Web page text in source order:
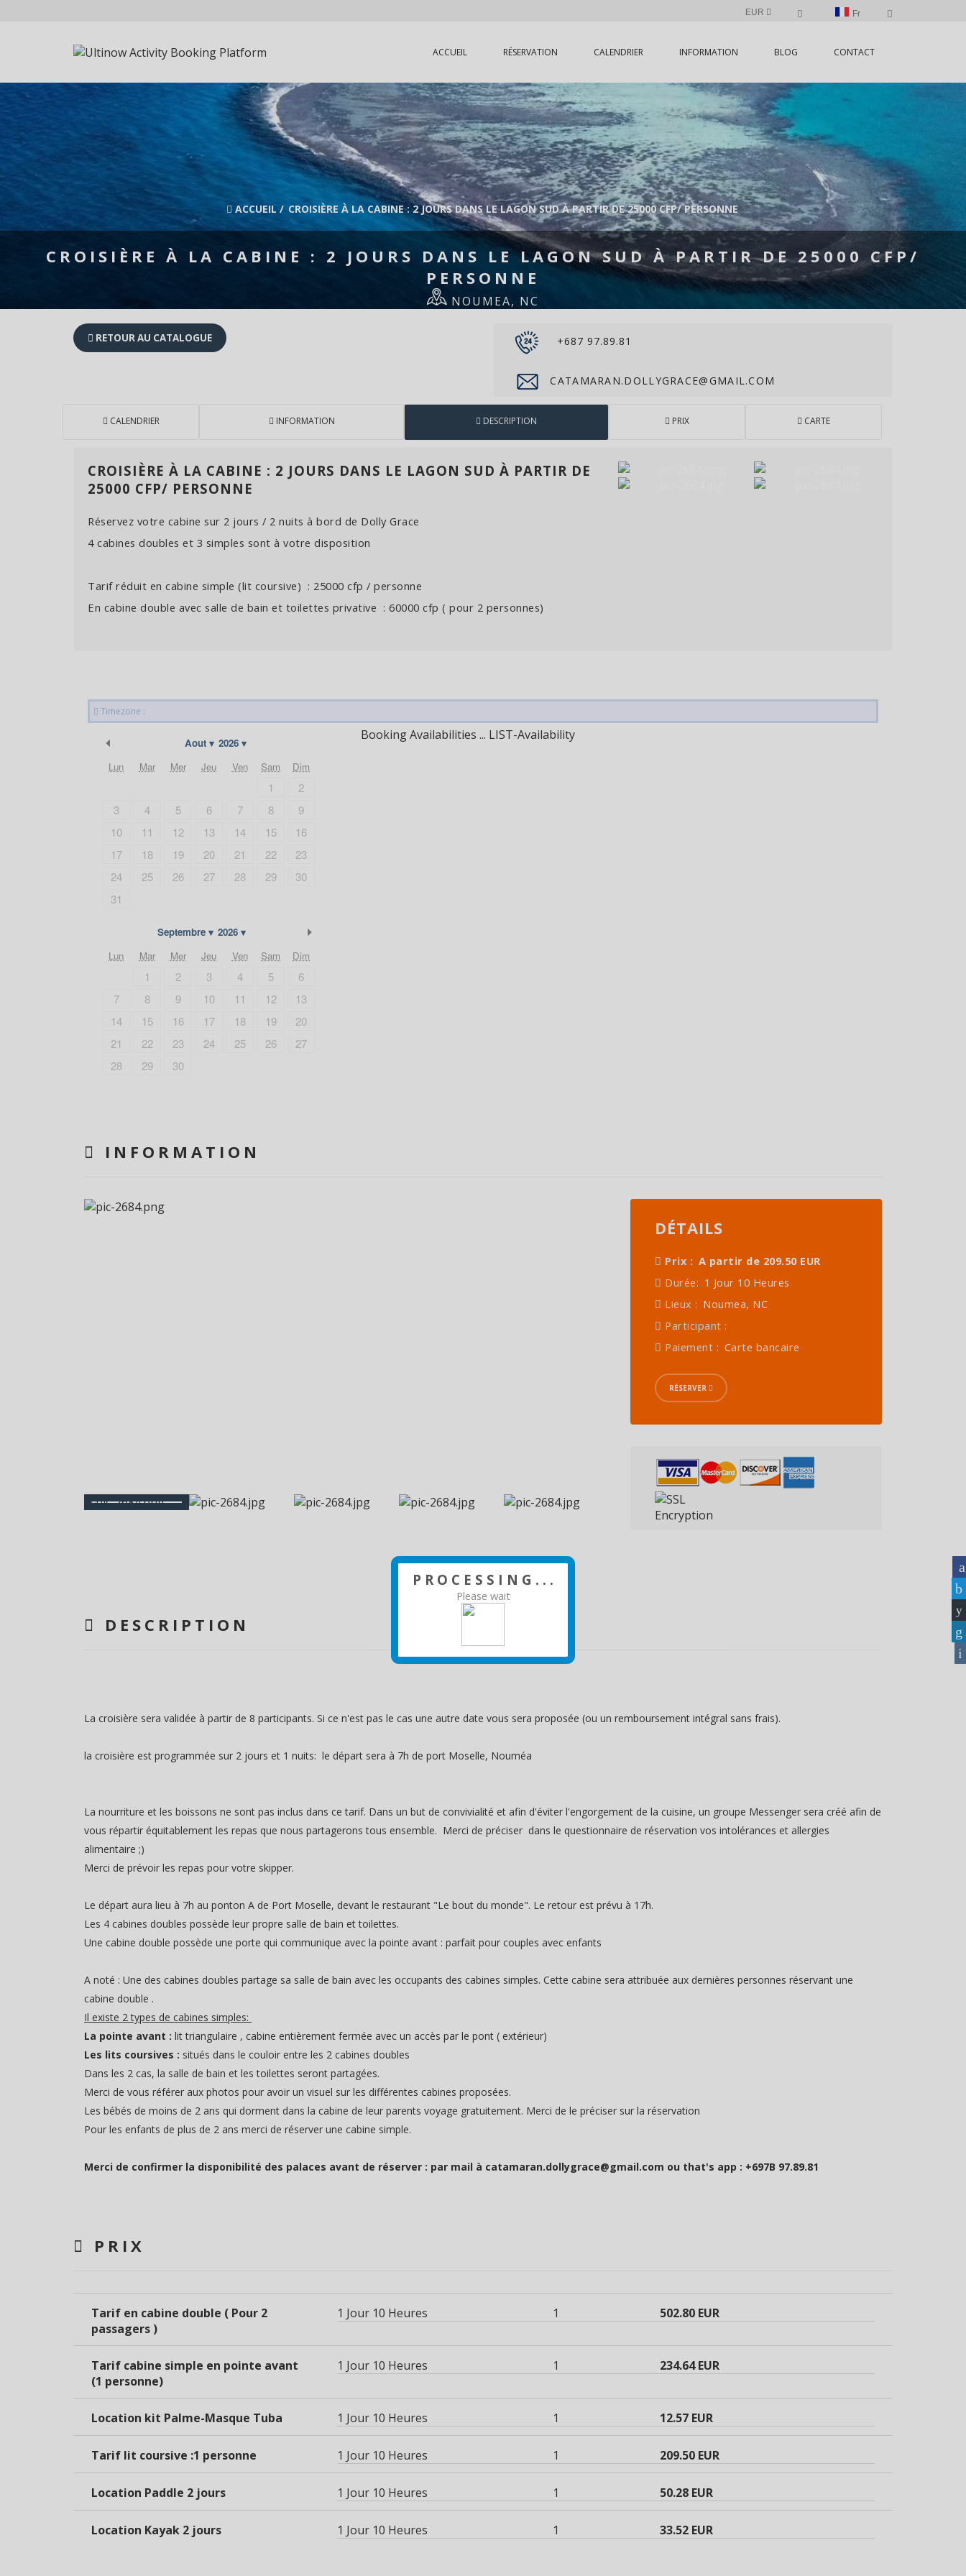
P R O C E S S I N G . . .
Please wait
Fr
EUR
ACCUEIL RÉSERVATION CALENDRIER INFORMATION BLOG CONTACT
ACCUEIL / CROISIÈRE À LA CABINE : 2 JOURS DANS LE LAGON SUD À PARTIR DE 25000 CFP/ PERSONNE
CROISIÈRE À LA CABINE : 2 JOURS DANS LE LAGON SUD À PARTIR DE 25000 CFP/
PERSONNE
NOUMEA, NC
RETOUR AU CATALOGUE +687 97.89.81
CATAMARAN.DOLLYGRACE@GMAIL.COM
CALENDRIER INFORMATION DESCRIPTION PRIX CARTE
CROISIÈRE À LA CABINE : 2 JOURS DANS LE LAGON SUD À PARTIR DE
25000 CFP/ PERSONNE
Réservez votre cabine sur 2 jours / 2 nuits à bord de Dolly Grace
4 cabines doubles et 3 simples sont à votre disposition
Tarif réduit en cabine simple (lit coursive) : 25000 cfp / personne
En cabine double avec salle de bain et toilettes privative : 60000 cfp ( pour 2 personnes)
Timezone :
Aout 2026
Lun Mar Mer Jeu Ven Sam Dim
1
2
3
4 5 6 7 8
9
10
11 12 13 14 15
16
17
18 19 20 21 22
23
24
25 26 27 28 29
30
31
Septembre 2026
Lun Mar Mer Jeu Ven Sam Dim
1 2 3 4 5
6
7
8 9 10 11 12
13
14
15 16 17 18 19
20
21
22 23 24 25 26
27
28
29 30
Booking Availabilities ... LIST-Availability
INFORMATION
DÉTAILS
Prix : A partir de 209.50 EUR
Durée: 1 Jour 10 Heures
Lieux : Noumea, NC
Participant :
Paiement : Carte bancaire
RÉSERVER
DESCRIPTION
La croisière sera validée à partir de 8 participants. Si ce n'est pas le cas une autre date vous sera proposée (ou un remboursement intégral sans frais).
la croisière est programmée sur 2 jours et 1 nuits: le départ sera à 7h de port Moselle, Nouméa
La nourriture et les boissons ne sont pas inclus dans ce tarif. Dans un but de convivialité et afin d'éviter l'engorgement de la cuisine, un groupe Messenger sera créé afin de
vous répartir équitablement les repas que nous partagerons tous ensemble. Merci de préciser dans le questionnaire de réservation vos intolérances et allergies
alimentaire ;)
Merci de prévoir les repas pour votre skipper.
Le départ aura lieu à 7h au ponton A de Port Moselle, devant le restaurant "Le bout du monde". Le retour est prévu à 17h.
Les 4 cabines doubles possède leur propre salle de bain et toilettes.
Une cabine double possède une porte qui communique avec la pointe avant : parfait pour couples avec enfants
A noté : Une des cabines doubles partage sa salle de bain avec les occupants des cabines simples. Cette cabine sera attribuée aux dernières personnes réservant une
cabine double .
Il existe 2 types de cabines simples:
La pointe avant : lit triangulaire , cabine entièrement fermée avec un accès par le pont ( extérieur)
Les lits coursives : situés dans le couloir entre les 2 cabines doubles
Dans les 2 cas, la salle de bain et les toilettes seront partagées.
Merci de vous référer aux photos pour avoir un visuel sur les différentes cabines proposées.
Les bébés de moins de 2 ans qui dorment dans la cabine de leur parents voyage gratuitement. Merci de le préciser sur la réservation
Pour les enfants de plus de 2 ans merci de réserver une cabine simple.
Merci de confirmer la disponibilité des palaces avant de réserver : par mail à catamaran.dollygrace@gmail.com ou that's app : +697B 97.89.81
PRIX
Tarif en cabine double ( Pour 2
passagers )
1 Jour 10 Heures 1 502.80 EUR
Tarif cabine simple en pointe avant
(1 personne)
1 Jour 10 Heures 1 234.64 EUR
Location kit Palme-Masque Tuba 1 Jour 10 Heures 1 12.57 EUR
Tarif lit coursive :1 personne 1 Jour 10 Heures 1 209.50 EUR
Location Paddle 2 jours 1 Jour 10 Heures 1 50.28 EUR
Location Kayak 2 jours 1 Jour 10 Heures 1 33.52 EUR